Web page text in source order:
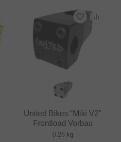
United Bikes "Miki V2"
Frontload Vorbau
0.28 kg